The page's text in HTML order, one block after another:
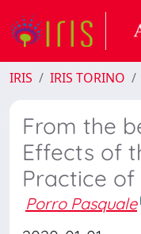
IRIS IRIS TORINO
From the
Effects of
Practice of
Porro Pasquale